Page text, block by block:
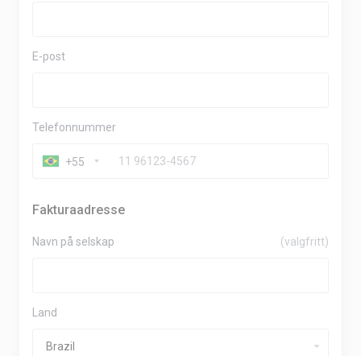
E-post
Telefonnummer
+55
Fakturaadresse
Navn på selskap (valgfritt)
Land